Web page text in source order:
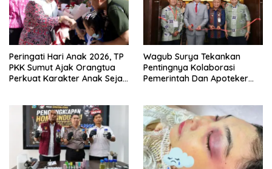
Peringati Hari Anak 2026, TP
PKK Sumut Ajak Orangtua
Perkuat Karakter Anak Sejak
Wagub Surya Tekankan
Pentingnya Kolaborasi
Pemerintah Dan Apoteker